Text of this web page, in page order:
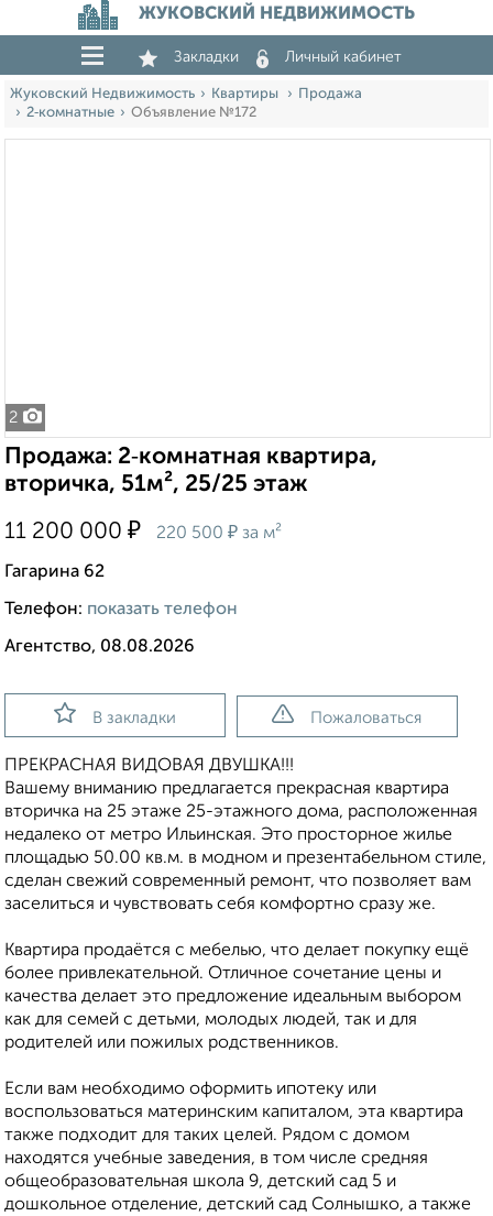
ЖУКОВСКИЙ НЕДВИЖИМОСТЬ
Закладки Личный кабинет
Жуковский Недвижимость Квартиры
Продажа
2‑комнатные
Объявление №172
2
Продажа: 2‑комнатная квартира,
вторичка, 51м², 25/25 этаж
11 200 000 ₽ 220 500 ₽ за м²
Гагарина 62
Телефон: показать телефон
Агентство, 08.08.2026
В закладки Пожаловаться
ПРЕКРАСНАЯ ВИДОВАЯ ДВУШКА!!!
Вашему вниманию предлагается прекрасная квартира
вторичка на 25 этаже 25-этажного дома, расположенная
недалеко от метро Ильинская. Это просторное жилье
площадью 50.00 кв.м. в модном и презентабельном стиле,
сделан свежий современный ремонт, что позволяет вам
заселиться и чувствовать себя комфортно сразу же.
Квартира продаётся с мебелью, что делает покупку ещё
более привлекательной. Отличное сочетание цены и
качества делает это предложение идеальным выбором
как для семей с детьми, молодых людей, так и для
родителей или пожилых родственников.
Если вам необходимо оформить ипотеку или
воспользоваться материнским капиталом, эта квартира
также подходит для таких целей. Рядом с домом
находятся учебные заведения, в том числе средняя
общеобразовательная школа 9, детский сад 5 и
дошкольное отделение, детский сад Солнышко, а также